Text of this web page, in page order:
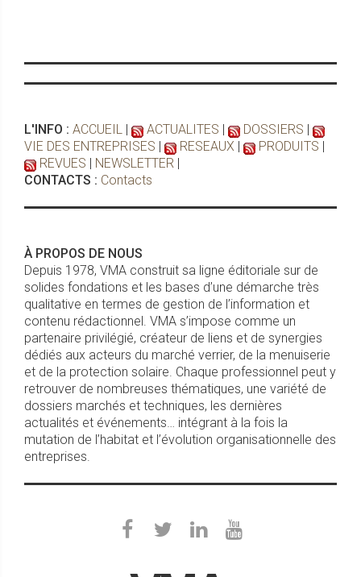
L'INFO : ACCUEIL | ACTUALITES | DOSSIERS |
VIE DES ENTREPRISES | RESEAUX | PRODUITS |
REVUES | NEWSLETTER |
CONTACTS : Contacts
À PROPOS DE NOUS
Depuis 1978, VMA construit sa ligne éditoriale sur de
solides fondations et les bases d’une démarche très
qualitative en termes de gestion de l’information et
contenu rédactionnel. VMA s’impose comme un
partenaire privilégié, créateur de liens et de synergies
dédiés aux acteurs du marché verrier, de la menuiserie
et de la protection solaire. Chaque professionnel peut y
retrouver de nombreuses thématiques, une variété de
dossiers marchés et techniques, les dernières
actualités et événements… intégrant à la fois la
mutation de l’habitat et l’évolution organisationnelle des
entreprises.